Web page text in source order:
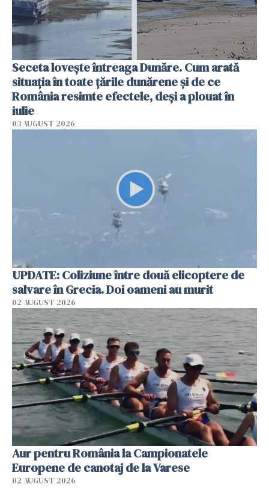
Seceta lovește întreaga Dunăre. Cum arată
situația în toate țările dunărene și de ce
România resimte efectele, deși a plouat în
iulie
03 AUGUST 2026
UPDATE: Coliziune între două elicoptere de
salvare în Grecia. Doi oameni au murit
02 AUGUST 2026
Aur pentru România la Campionatele
Europene de canotaj de la Varese
02 AUGUST 2026